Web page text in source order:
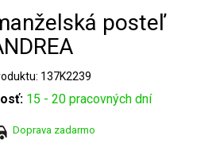
posteľ
137K2239
15 - 20 pracovných dní
Doprava zadarmo